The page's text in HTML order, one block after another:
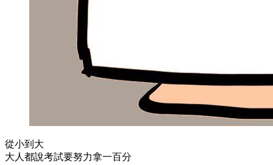
從小到大
大人都說考試要努力拿一百分